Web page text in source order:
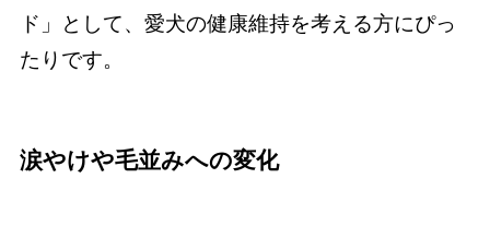
ド」として、愛犬の健康維持を考える方にぴっ
たりです。
涙やけや毛並みへの変化